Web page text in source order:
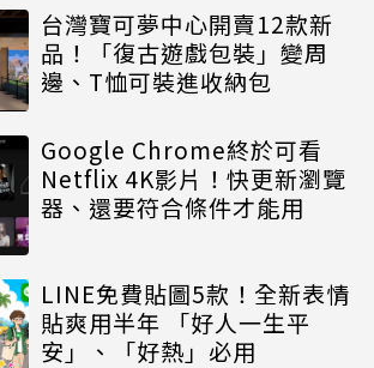
台灣寶可夢中心開賣12款新
品！「復古遊戲包裝」變周
邊、T恤可裝進收納包
Google Chrome終於可看
Netflix 4K影片！快更新瀏覽
器、還要符合條件才能用
LINE免費貼圖5款！全新表情
貼爽用半年 「好人一生平
安」、「好熱」必用